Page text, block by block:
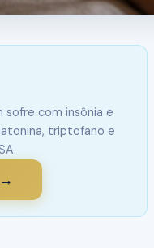
sofre com insônia e
triptofano e